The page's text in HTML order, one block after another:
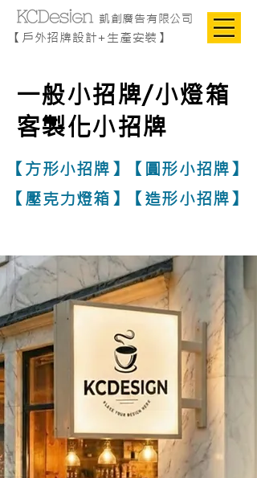
凱創廣告有限公司
【戶外招牌設計+生產安裝】
一般小招牌/小燈箱
客製化小招牌
【方形小招牌】【圓形小招牌】
【壓克力燈箱】【 造形小招牌】